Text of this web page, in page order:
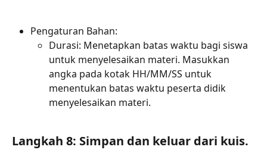
Pengaturan Bahan:
Durasi: Menetapkan batas waktu bagi siswa
untuk menyelesaikan materi. Masukkan
angka pada kotak HH/MM/SS untuk
menentukan batas waktu peserta didik
menyelesaikan materi.
Langkah 8: Simpan dan keluar dari kuis.